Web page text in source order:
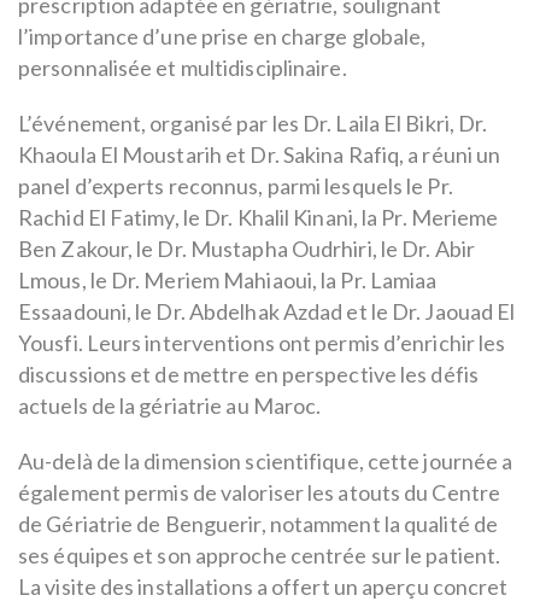
l’importance d’une prise en charge globale,
personnalisée et multidisciplinaire.
L’événement, organisé par les Dr. Laila El Bikri, Dr.
Khaoula El Moustarih et Dr. Sakina Rafiq, a réuni un
panel d’experts reconnus, parmi lesquels le Pr.
Rachid El Fatimy, le Dr. Khalil Kinani, la Pr. Merieme
Ben Zakour, le Dr. Mustapha Oudrhiri, le Dr. Abir
Lmous, le Dr. Meriem Mahiaoui, la Pr. Lamiaa
Essaadouni, le Dr. Abdelhak Azdad et le Dr. Jaouad El
Yousfi. Leurs interventions ont permis d’enrichir les
discussions et de mettre en perspective les défis
actuels de la gériatrie au Maroc.
Au-delà de la dimension scientifique, cette journée a
également permis de valoriser les atouts du Centre
de Gériatrie de Benguerir, notamment la qualité de
ses équipes et son approche centrée sur le patient.
La visite des installations a offert un aperçu concret